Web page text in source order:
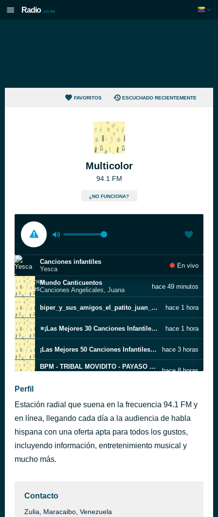
Radio .co.ve
FAVORITOS ESCUCHADO RECIENTEMENTE
Multicolor
94.1 FM
¿NO FUNCIONA?
Canciones infantiles
Yesca
En vivo
Mundo Canticuentos
Canciones Angelicales, Juana
hace 49 minutos
biper_y_sus_amigos_el_patito_juan_4k_canciones_infantiles_mp3_62335 hace 1 hora
⭐️¡Las Mejores 30 Canciones Infantiles ??????_?? LA GRANJA DE ZENÓN ????_?? MIX ?? PARA NIÑOS hace 1 hora
¡Las Mejores 50 Canciones Infantiles de La Granja de Zenón! El Reino Infantil hace 3 horas
BPM - TRIBAL MOVIDITO - PAYASO DJ RMX - LA BOMBA
hace 8 horas
BPM - TRIBAL MOVIDITO - PAYASO DJ RMX - CONSUELO
140
BPM - TRIBAL MOVIDITO - PAYASO DJ RMX - CONEJITO
140
hace 9 horas
BPM - TRIBAL MOVIDITO - PAYASO DJ RMX - COMPADRITO
140
Perfil
Estación radial que suena en la frecuencia 94.1 FM y
en línea, llegando cada día a la audiencia de habla
hispana con una oferta apta para todos los gustos,
incluyendo información, entretenimiento musical y
mucho más.
Contacto
Zulia, Maracaibo, Venezuela